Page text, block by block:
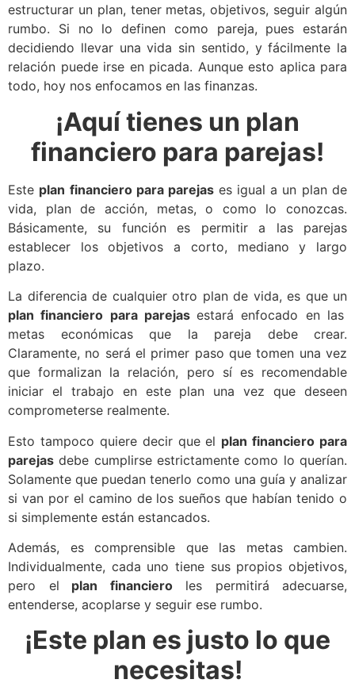
estructurar un plan, tener metas, objetivos, seguir algún
rumbo. Si no lo definen como pareja, pues estarán
decidiendo llevar una vida sin sentido, y fácilmente la
relación puede irse en picada. Aunque esto aplica para
todo, hoy nos enfocamos en las finanzas.
¡Aquí tienes un plan
financiero para parejas!
Este plan financiero para parejas es igual a un plan de
vida, plan de acción, metas, o como lo conozcas.
Básicamente, su función es permitir a las parejas
establecer los objetivos a corto, mediano y largo
plazo.
La diferencia de cualquier otro plan de vida, es que un
plan financiero para parejas estará enfocado en las
metas económicas que la pareja debe crear.
Claramente, no será el primer paso que tomen una vez
que formalizan la relación, pero sí es recomendable
iniciar el trabajo en este plan una vez que deseen
comprometerse realmente.
Esto tampoco quiere decir que el plan financiero para
parejas debe cumplirse estrictamente como lo querían.
Solamente que puedan tenerlo como una guía y analizar
si van por el camino de los sueños que habían tenido o
si simplemente están estancados.
Además, es comprensible que las metas cambien.
Individualmente, cada uno tiene sus propios objetivos,
pero el plan financieroles permitirá adecuarse,
entenderse, acoplarse y seguir ese rumbo.
¡Este plan es justo lo que
necesitas!